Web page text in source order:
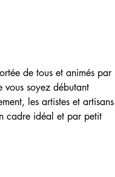
de tous et animés par
vous soyez débutant
les artistes et artisans
cadre idéal et par petit